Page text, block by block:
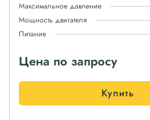
Максимальное давление
Мощность двигателя
Питание
Цена по запросу
Купить